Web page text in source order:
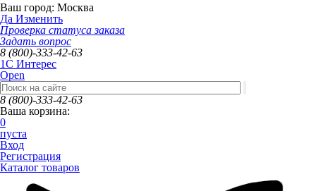
Ваш город: Москва
Да Изменить
Проверка статуса заказа
Задать вопрос
8 (800)-333-42-63
1C Интерес
Open
8 (800)-333-42-63
Ваша корзина:
0
пуста
Вход
Регистрация
Каталог товаров